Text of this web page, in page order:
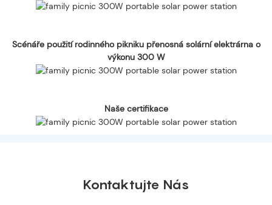
Scénáře použití rodinného pikniku přenosná solární elektrárna o
výkonu 300 W
Naše certifikace
Kontaktujte Nás